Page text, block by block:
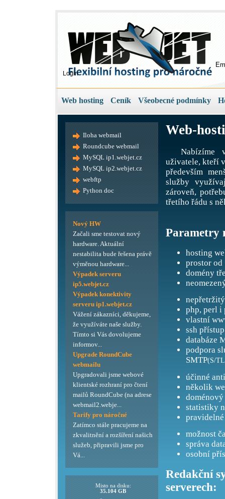
Login
Web hosting Ceník Všeobecné podmínky
Web-
Nabízíme
uživatele, kteří
především
služby
zároveň,
třetího řádu s
Parametry
hosting
prostor od
domény
php, perl i
vlastní
ssh přístup
databáze
podpora
SMTP(S/
účinné
několik
doménový
statistiky
možnost
správa
osobní
Redakční
serverech:
Iloha webmail
Roundcube webmail
MySQL ip1.webjet.cz
MySQL ip2.webjet.cz
webftp
Python doc
Nový HW
Začali sme testovat nový
hardware. Aktuální
nestabilita bude řešena právě
výměnou hardware...
Výpadek serveru
ip5.webjet.cz
Výpadek konektivity
serveru ip1.webjet.cz
Vážení zákazníci, děkujeme,
že využíváte naše služby.
Tímto si Vás dovolujeme
informov...
Upgrade RoundCube
webmailu
Upgradovali jsme webové
klientské rozhraní pro čtení
mailů RoundCube (na adrese
webmail2.webje...
Tarify pro náročné
Zatímco stále pracujeme na
zkvalitnění a rozšíření našich
služeb, připravili jsme pro
Vá...
Misto na disku:
35.104 GB